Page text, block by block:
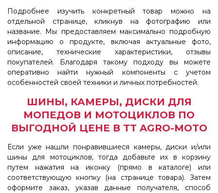
Подробнее изучить конкретный товар можно на
отдельной странице, кликнув на фотографию или
название. Мы предоставляем максимально подробную
информацию о продукте, включая актуальные фото,
описание, технические характеристики, отзывы
покупателей. Благодаря такому подходу вы можете
оперативно найти нужный компоненты с учетом
особенностей своей техники и личных потребностей.
ШИНЫ, КАМЕРЫ, ДИСКИ ДЛЯ
МОПЕДОВ И МОТОЦИКЛОВ ПО
ВЫГОДНОЙ ЦЕНЕ В TT AGRO-MOTO
Если уже нашли понравившиеся камеры, диски и/или
шины для мотоциклов, тогда добавьте их в корзину
путем нажатия на иконку (прямо в каталоге) или
соответствующую кнопку (на странице товара). Затем
оформите заказ, указав данные получателя, способ